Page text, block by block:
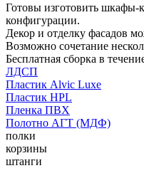
Готовы изготовить шкафы-
конфигурации.
Декор и отделку фасадов
Возможно сочетание
Бесплатная сборка в
ЛДСП
Пластик Alvic Luxe
Пластик HPL
Пленка ПВХ
Полотно АГТ (МДФ)
полки
корзины
штанги